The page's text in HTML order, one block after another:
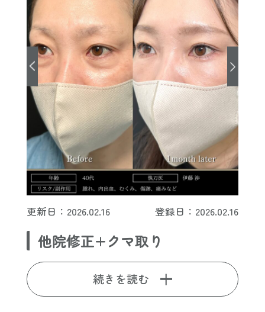
更新日：2026.02.16 登録日：2026.02.16
他院修正+クマ取り
続きを読む